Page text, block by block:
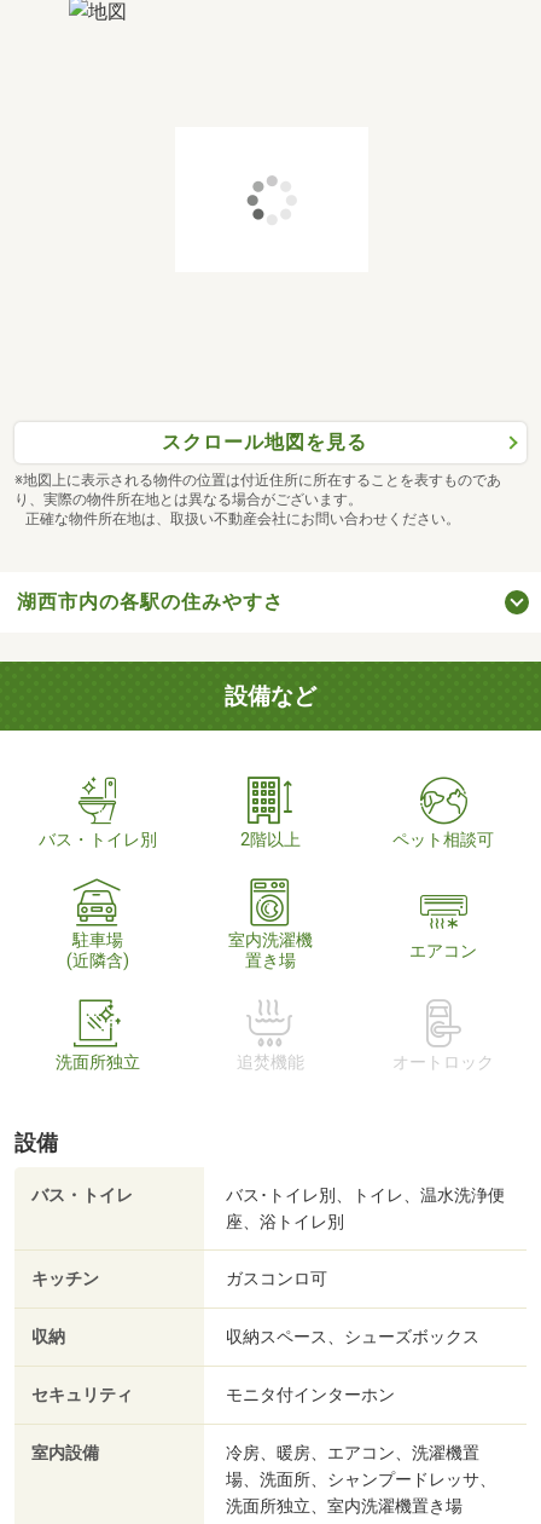
スクロール地図を見る
※地図上に表示される物件の位置は付近住所に所在することを表すものであ
り、実際の物件所在地とは異なる場合がございます。
正確な物件所在地は、取扱い不動産会社にお問い合わせください。
湖西市内の各駅の住みやすさ
設備など
バス・トイレ別 2階以上 ペット相談可
駐車場
(近隣含)
室内洗濯機
置き場
エアコン
洗面所独立 追焚機能 オートロック
設備
バス・トイレ
バス･トイレ別、トイレ、温水洗浄便
座、浴トイレ別
キッチン ガスコンロ可
収納 収納スペース、シューズボックス
セキュリティ モニタ付インターホン
室内設備
冷房、暖房、エアコン、洗濯機置
場、洗面所、シャンプードレッサ、
洗面所独立、室内洗濯機置き場